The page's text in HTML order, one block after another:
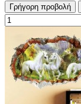
Γρήγορη προβολή